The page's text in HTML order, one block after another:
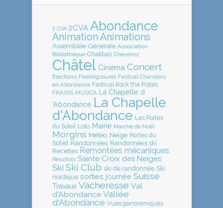
2 CVA 2CVA Abondance
Animation Animations
Assemblée Générale Association
Bibliothèque Chablais Chevenoz
Châtel Cinéma Concert
Elections Feelingsound Festival Chansons
en Abondance Festival Rock the Pistes
FRAXIIS MUSICA
La Chapelle d
'Abondance La Chapelle
d'Abondance Les Portes
du Soleil
Loto Mairie Marché de Noël
Morgins Météo Neige Portes du
Soleil Randonnées Randonnées ski
Recettes Remontées mécaniques
Résultats Sainte Croix des Neiges
Ski Ski Club ski de randonnée Ski
nordique sorties journée Suisse
Travaux Vacheresse Val
d'Abondance Vallée
d'Abondance Vues panoramiques